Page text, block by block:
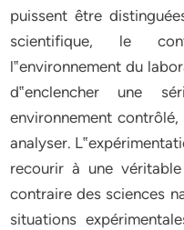
puissent être
scientifique, le
l‟environnement du
d‟enclencher une
environnement
analyser.
recourir à une
contraire des sciences
situations